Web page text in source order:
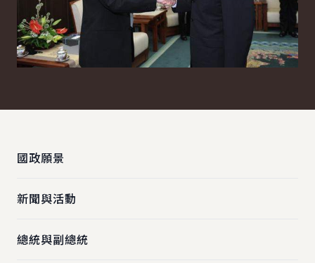
國政願景
新聞與活動
總統與副總統